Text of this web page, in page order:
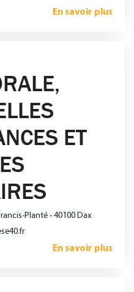
En savoir plus
ET
Planté - 40100 Dax
En savoir plus